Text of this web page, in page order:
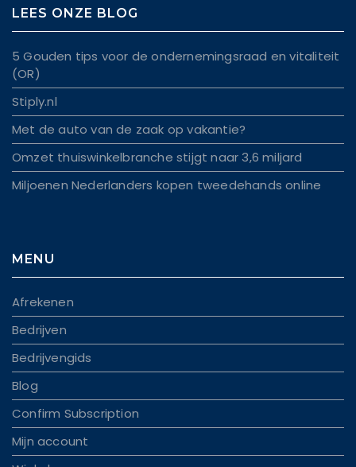
LEES ONZE BLOG
5 Gouden tips voor de ondernemingsraad en vitaliteit
(OR)
Stiply.nl
Met de auto van de zaak op vakantie?
Omzet thuiswinkelbranche stijgt naar 3,6 miljard
Miljoenen Nederlanders kopen tweedehands online
MENU
Afrekenen
Bedrijven
Bedrijvengids
Blog
Confirm Subscription
Mijn account